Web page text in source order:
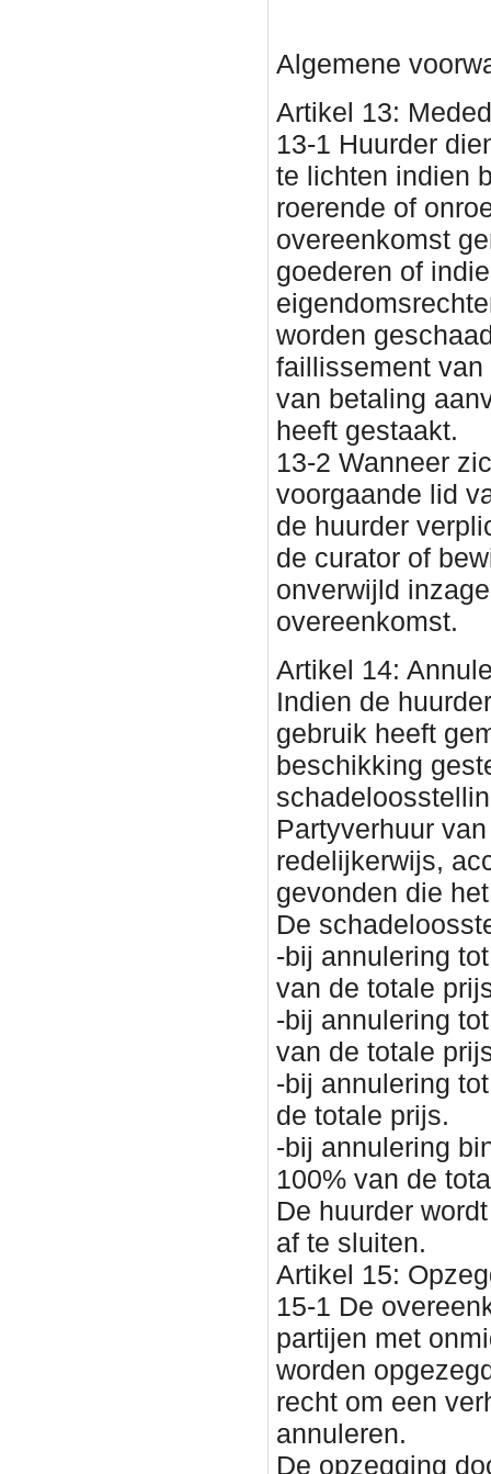
Algemene
Artikel 13:
13-1 Huurder
te lichten indien
roerende of
overeenkomst
goederen of
worden
faillissement van
van betaling
heeft gestaakt.
13-2 Wanneer
voorgaande lid
de huurder
de curator of
onverwijld
overeenkomst.
Artikel 14:
Indien de
gebruik heeft
beschikking
Partyverhuur
redelijkerwijs,
gevonden die
De
-bij annulering
van de totale
-bij annulering
van de totale
-bij annulering
de totale prijs.
-bij annulering
100% van de
De huurder
af te sluiten.
Artikel 15:
15-1 De
partijen met
worden
recht om een
annuleren.
De opzegging